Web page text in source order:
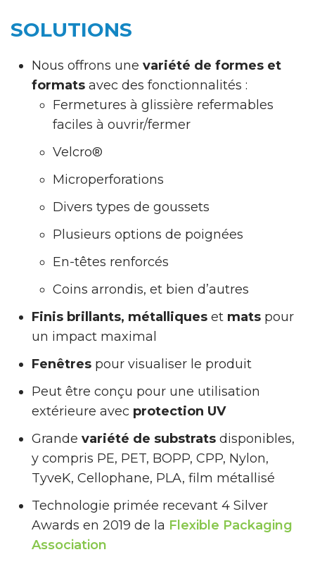
SOLUTIONS
Nous offrons une variété de formes et
formats avec des fonctionnalités :
Fermetures à glissière refermables
faciles à ouvrir/fermer
Velcro®
Microperforations
Divers types de goussets
Plusieurs options de poignées
En-têtes renforcés
Coins arrondis, et bien d’autres
Finis brillants, métalliques et mats pour
un impact maximal
Fenêtres pour visualiser le produit
Peut être conçu pour une utilisation
extérieure avec protection UV
Grande variété de substrats disponibles,
y compris PE, PET, BOPP, CPP, Nylon,
TyveK, Cellophane, PLA, film métallisé
Technologie primée recevant 4 Silver
Awards en 2019 de la Flexible Packaging
Association